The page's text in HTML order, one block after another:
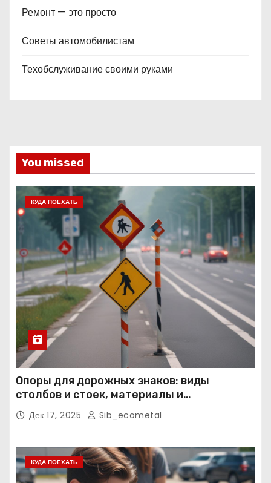
Ремонт — это просто
Советы автомобилистам
Техобслуживание своими руками
You missed
КУДА ПОЕХАТЬ
Опоры для дорожных знаков: виды
столбов и стоек, материалы и
нормативные требования
Дек 17, 2025 Sib_ecometal
КУДА ПОЕХАТЬ